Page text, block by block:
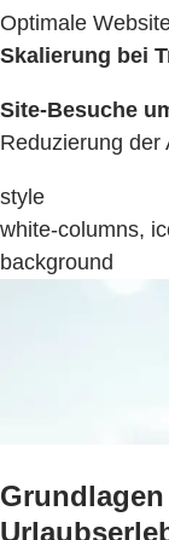
Optimale
Skalierung bei
Site-Besuche
Reduzierung der
style
white-columns,
background